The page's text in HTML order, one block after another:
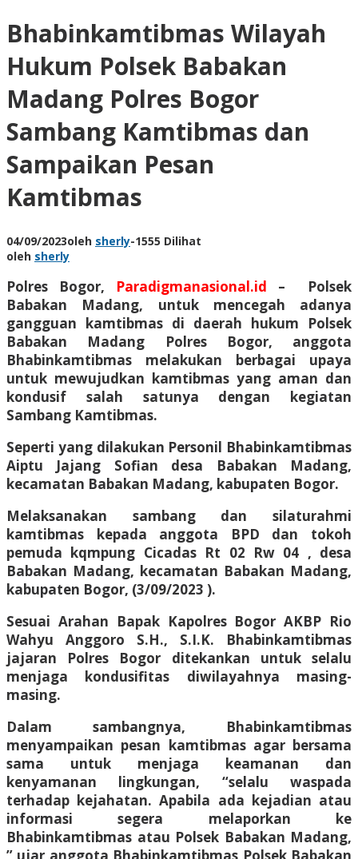
Bhabinkamtibmas Wilayah
Hukum Polsek Babakan
Madang Polres Bogor
Sambang Kamtibmas dan
Sampaikan Pesan
Kamtibmas
04/09/2023oleh sherly-1555 Dilihat
oleh sherly
Polres Bogor, Paradigmanasional.id – Polsek
Babakan Madang, untuk mencegah adanya
gangguan kamtibmas di daerah hukum Polsek
Babakan Madang Polres Bogor, anggota
Bhabinkamtibmas melakukan berbagai upaya
untuk mewujudkan kamtibmas yang aman dan
kondusif salah satunya dengan kegiatan
Sambang Kamtibmas.
Seperti yang dilakukan Personil Bhabinkamtibmas
Aiptu Jajang Sofian desa Babakan Madang,
kecamatan Babakan Madang, kabupaten Bogor.
Melaksanakan sambang dan silaturahmi
kamtibmas kepada anggota BPD dan tokoh
pemuda kqmpung Cicadas Rt 02 Rw 04 , desa
Babakan Madang, kecamatan Babakan Madang,
kabupaten Bogor, (3/09/2023 ).
Sesuai Arahan Bapak Kapolres Bogor AKBP Rio
Wahyu Anggoro S.H., S.I.K. Bhabinkamtibmas
jajaran Polres Bogor ditekankan untuk selalu
menjaga kondusifitas diwilayahnya masing-
masing.
Dalam sambangnya, Bhabinkamtibmas
menyampaikan pesan kamtibmas agar bersama
sama untuk menjaga keamanan dan
kenyamanan lingkungan, “selalu waspada
terhadap kejahatan. Apabila ada kejadian atau
informasi segera melaporkan ke
Bhabinkamtibmas atau Polsek Babakan Madang,
” ujar anggota Bhabinkamtibmas Polsek Babakan